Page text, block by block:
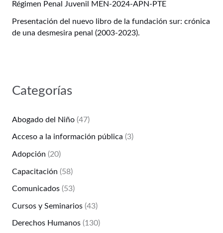
Régimen Penal Juvenil MEN-2024-APN-PTE
Presentación del nuevo libro de la fundación sur: crónica
de una desmesira penal (2003-2023).
Categorías
Abogado del Niño(47)
Acceso a la información pública (3)
Adopción (20)
Capacitación (58)
Comunicados(53)
Cursos y Seminarios(43)
Derechos Humanos(130)